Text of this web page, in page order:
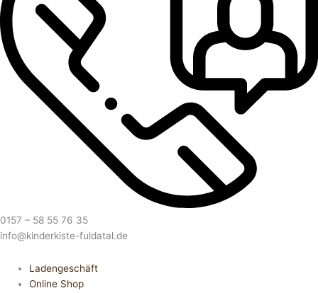
0157 – 58 55 76 35
info@kinderkiste-fuldatal.de
Ladengeschäft
Online Shop